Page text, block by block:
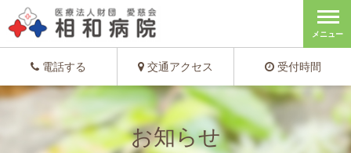
メニュー
電話する 交通アクセス 受付時間
お知らせ